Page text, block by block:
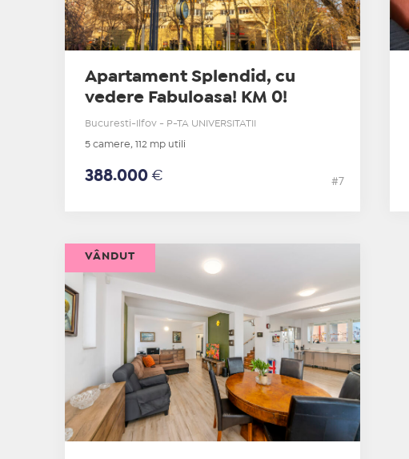
Apartament Splendid, cu
vedere Fabuloasa! KM 0!
Bucuresti-Ilfov - P-TA UNIVERSITATII
5 camere, 112 mp utili
388.000 € #7
VÂNDUT